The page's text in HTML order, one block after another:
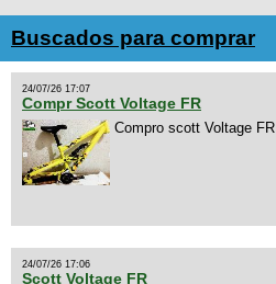
Buscados para comprar
24/07/26 17:07
Compr Scott Voltage FR
Compro scott Voltage FR
24/07/26 17:06
Scott Voltage FR